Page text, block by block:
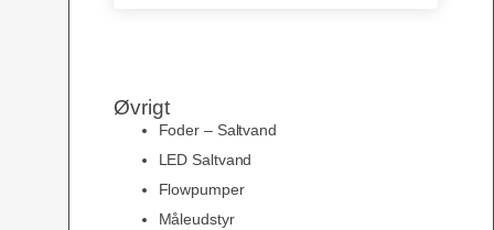
Øvrigt
Foder – Saltvand
LED Saltvand
Flowpumper
Måleudstyr